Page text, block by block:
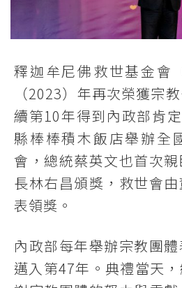
釋迦牟尼佛救世基金會
（2023）年再次榮獲宗
續第10年得到內政部肯
縣棒棒積木飯店舉辦全
會，總統蔡英文也首次
長林右昌頒獎，救世會
表領獎。
內政部每年舉辦宗教團
邁入第47年。典禮當天